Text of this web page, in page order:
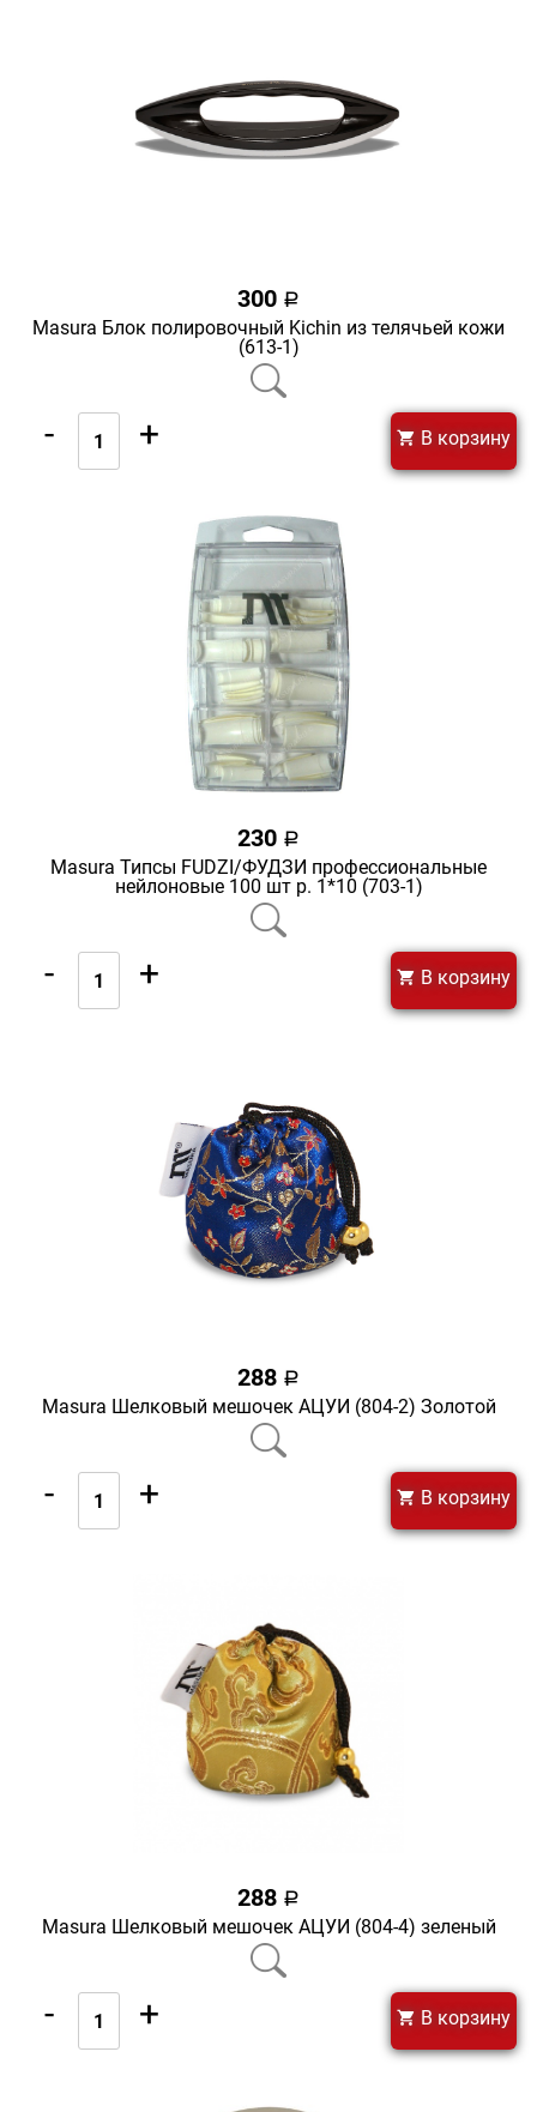
300 a
Masura Блок полировочный Kichin из телячьей кожи
(613-1)
- + В корзину
230 a
Masura Типсы FUDZI/ФУДЗИ профессиональные
нейлоновые 100 шт р. 1*10 (703-1)
- + В корзину
288 a
Masura Шелковый мешочек АЦУИ (804-2) Золотой
- + В корзину
288 a
Masura Шелковый мешочек АЦУИ (804-4) зеленый
- + В корзину